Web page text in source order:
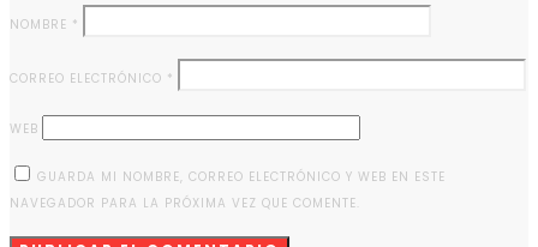
NOMBRE *
CORREO ELECTRÓNICO *
WEB
GUARDA MI NOMBRE, CORREO ELECTRÓNICO Y WEB EN ESTE
NAVEGADOR PARA LA PRÓXIMA VEZ QUE COMENTE.